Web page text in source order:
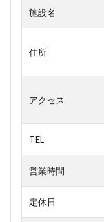
施設名
住所
アクセス
TEL
営業時間
定休日